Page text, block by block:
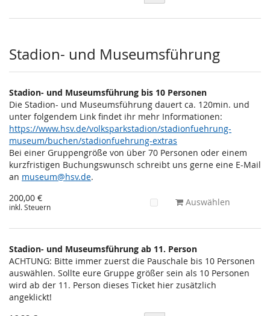
Stadion- und Museumsführung
Stadion- und Museumsführung bis 10 Personen
Die Stadion- und Museumsführung dauert ca. 120min. und
unter folgendem Link findet ihr mehr Informationen:
https://www.hsv.de/volksparkstadion/stadionfuehrung-
museum/buchen/stadionfuehrung-extras
Bei einer Gruppengröße von über 70 Personen oder einem
kurzfristigen Buchungswunsch schreibt uns gerne eine E-Mail
an museum@hsv.de.
200,00 €
inkl. Steuern Auswählen
Stadion- und Museumsführung ab 11. Person
ACHTUNG: Bitte immer zuerst die Pauschale bis 10 Personen
auswählen. Sollte eure Gruppe größer sein als 10 Personen
wird ab der 11. Person dieses Ticket hier zusätzlich
angeklickt!